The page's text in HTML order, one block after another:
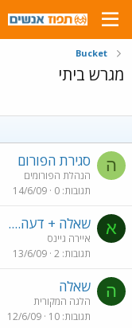
Bucket
מגרש ביתי
ה סגירת הפורום
הנהלת הפורומים
תגובות 0
14/6/09
א שאלה + דעה....
איירה גיינס
תגובות 2
13/6/09
ה שאלה
הלגה המקורית
תגובות 10
12/6/09